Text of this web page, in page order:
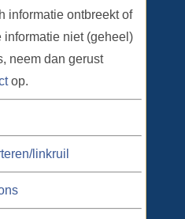
informatie ontbreekt of
informatie niet (geheel)
neem dan gerust
op.
linkruil